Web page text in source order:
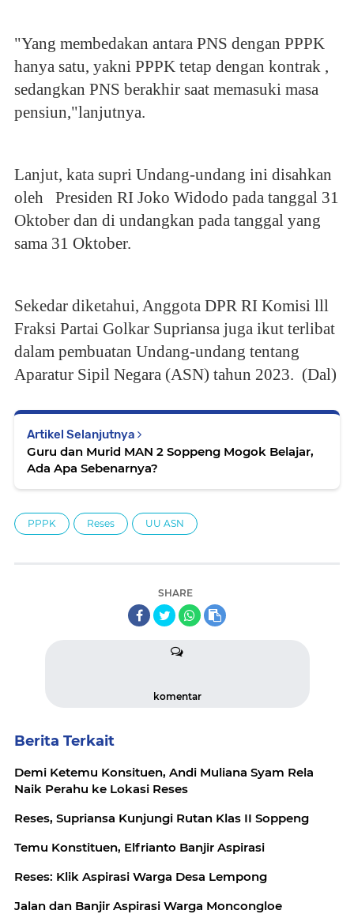
"Yang membedakan antara PNS dengan PPPK
hanya satu, yakni PPPK tetap dengan kontrak ,
sedangkan PNS berakhir saat memasuki masa
pensiun,"lanjutnya.
Lanjut, kata supri Undang-undang ini disahkan
oleh Presiden RI Joko Widodo pada tanggal 31
Oktober dan di undangkan pada tanggal yang
sama 31 Oktober.
Sekedar diketahui, Anggota DPR RI Komisi lll
Fraksi Partai Golkar Supriansa juga ikut terlibat
dalam pembuatan Undang-undang tentang
Aparatur Sipil Negara (ASN) tahun 2023. (Dal)
Artikel Selanjutnya
Guru dan Murid MAN 2 Soppeng Mogok Belajar,
Ada Apa Sebenarnya?
PPPK Reses UU ASN
SHARE
komentar
Berita Terkait
Demi Ketemu Konsituen, Andi Muliana Syam Rela
Naik Perahu ke Lokasi Reses
Reses, Supriansa Kunjungi Rutan Klas II Soppeng
Temu Konstituen, Elfrianto Banjir Aspirasi
Reses: Klik Aspirasi Warga Desa Lempong
Jalan dan Banjir Aspirasi Warga Moncongloe